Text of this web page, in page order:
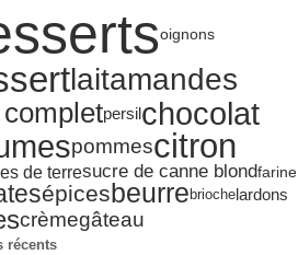
(7)
(8)
(8)
(10)
(6)
(10)
(20)
(17)
(19)
(3) oignons
laitamandes
persilchocolat
pommescitron
de terresucre de canne blondfarine
épicesbeurrebriochelardons
crèmegâteau
récents